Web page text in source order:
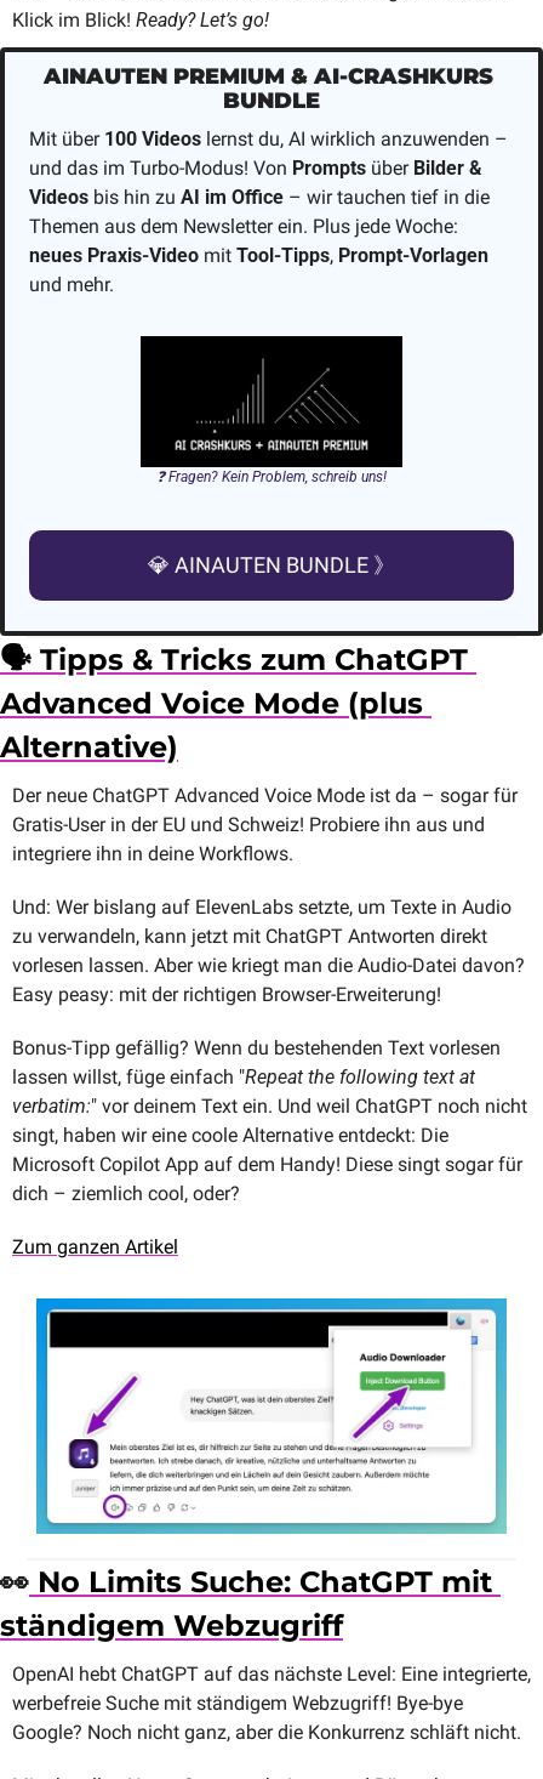
Klick im Blick! Ready? Let’s go!
AINAUTEN PREMIUM & AI-CRASHKURS
BUNDLE
Mit über 100 Videos lernst du, AI wirklich anzuwenden –
und das im Turbo-Modus! Von Prompts über Bilder &
Videos bis hin zu AI im Office – wir tauchen tief in die
neues Praxis-Video mit Tool-Tipps, Prompt-Vorlagen
und mehr.
❓ Fragen? Kein Problem, schreib uns!
💎 AINAUTEN BUNDLE 》
🗣️ Tipps & Tricks zum ChatGPT
Advanced Voice Mode (plus
Alternative)
Der neue ChatGPT Advanced Voice Mode ist da – sogar für
Gratis-User in der EU und Schweiz! Probiere ihn aus und
integriere ihn in deine Workflows.
Und: Wer bislang auf ElevenLabs setzte, um Texte in Audio
zu verwandeln, kann jetzt mit ChatGPT Antworten direkt
vorlesen lassen. Aber wie kriegt man die Audio-Datei davon?
Easy peasy: mit der richtigen Browser-Erweiterung!
Bonus-Tipp gefällig? Wenn du bestehenden Text vorlesen
lassen willst, füge einfach "Repeat the following text at
verbatim:" vor deinem Text ein. Und weil ChatGPT noch nicht
singt, haben wir eine coole Alternative entdeckt: Die
Microsoft Copilot App auf dem Handy! Diese singt sogar für
dich – ziemlich cool, oder?
Zum ganzen Artikel
👀 No Limits Suche: ChatGPT mit
ständigem Webzugriff
OpenAI hebt ChatGPT auf das nächste Level: Eine integrierte,
werbefreie Suche mit ständigem Webzugriff! Bye-bye
Google? Noch nicht ganz, aber die Konkurrenz schläft nicht.